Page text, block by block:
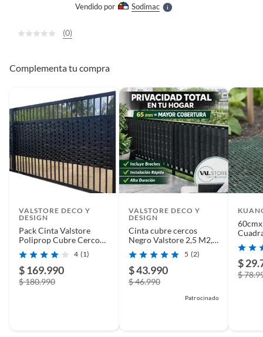
Vendido por SodimacS
(0)
Complementa tu compra
VALSTORE DECO Y
DESIGN
Pack Cinta Valstore
Poliprop Cubre Cerco
Negro 18m2 ancho
50mm Incluye Broches
4 (1)
$ 169.990
$ 180.990
VALSTORE DECO Y
DESIGN
Cinta cubre cercos
Negro Valstore 2,5 M2,
Ancho 65 mm, incluye
broches
5 (2)
$ 43.990
$ 46.990
Patrocinado
12
Para
$
$